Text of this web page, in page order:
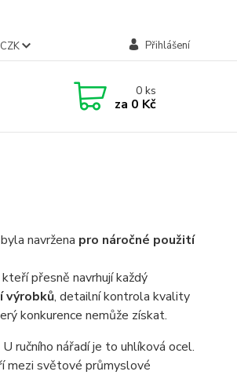
CZK Přihlášení
0ks
za 0 Kč
navržena pro náročné použití
kteří přesně navrhují každý
výrobků, detailní kontrola kvality
konkurence nemůže získat.
ručního nářadí je to uhlíková ocel.
mezi světové průmyslové